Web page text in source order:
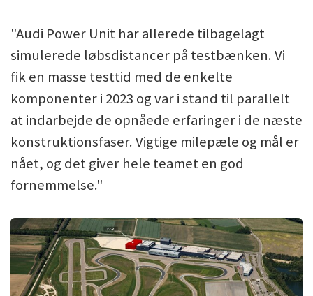
"Audi Power Unit har allerede tilbagelagt
simulerede løbsdistancer på testbænken. Vi
fik en masse testtid med de enkelte
komponenter i 2023 og var i stand til parallelt
at indarbejde de opnåede erfaringer i de næste
konstruktionsfaser. Vigtige milepæle og mål er
nået, og det giver hele teamet en god
fornemmelse."